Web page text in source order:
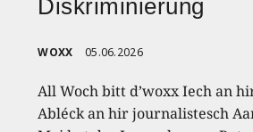
Diskriminierung
WOXX 05.06.2026
All Woch bitt d’woxx Iech an
Abléck an hir journalistesch